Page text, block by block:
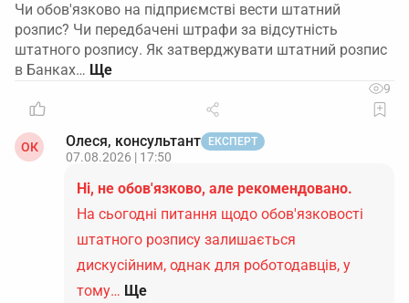
Чи обов'язково на підприємстві вести штатний
розпис? Чи передбачені штрафи за відсутність
штатного розпису. Як затверджувати штатний розпис
в Банках…
9
ОК Олеся, консультант ЕКСПЕРТ
07.08.2026 | 17:50
Ні, не обов'язково, але рекомендовано.
На сьогодні питання щодо обов'язковості
штатного розпису залишається
дискусійним, однак для роботодавців, у
тому… Ще